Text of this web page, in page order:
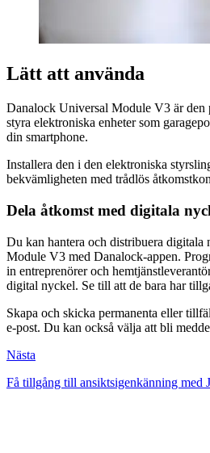
Lätt att använda
Danalock Universal Module V3 är den
styra elektroniska enheter som
din smartphone.
Installera den i den elektroniska
bekvämligheten med trådlös
Dela åtkomst med digitala
Du kan hantera och distribuera
Module V3 med Danalock-appen.
in entreprenörer och
digital nyckel. Se till att de bara har
Skapa och skicka permanenta eller
e-post. Du kan också välja att bli
Nästa
Få tillgång till ansiktsigenkänning med